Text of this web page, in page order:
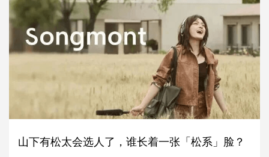
山下有松太会选人了，谁长着一张「松系」脸？